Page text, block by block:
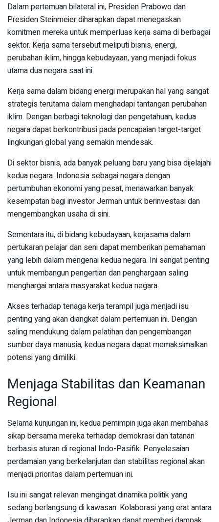
Dalam pertemuan bilateral ini, Presiden Prabowo dan
Presiden Steinmeier diharapkan dapat menegaskan
komitmen mereka untuk memperluas kerja sama di berbagai
sektor. Kerja sama tersebut meliputi bisnis, energi,
perubahan iklim, hingga kebudayaan, yang menjadi fokus
utama dua negara saat ini.
Kerja sama dalam bidang energi merupakan hal yang sangat
strategis terutama dalam menghadapi tantangan perubahan
iklim. Dengan berbagi teknologi dan pengetahuan, kedua
negara dapat berkontribusi pada pencapaian target-target
lingkungan global yang semakin mendesak.
Di sektor bisnis, ada banyak peluang baru yang bisa dijelajahi
kedua negara. Indonesia sebagai negara dengan
pertumbuhan ekonomi yang pesat, menawarkan banyak
kesempatan bagi investor Jerman untuk berinvestasi dan
mengembangkan usaha di sini.
Sementara itu, di bidang kebudayaan, kerjasama dalam
pertukaran pelajar dan seni dapat memberikan pemahaman
yang lebih dalam mengenai kedua negara. Ini sangat penting
untuk membangun pengertian dan penghargaan saling
menghargai antara masyarakat kedua negara.
Akses terhadap tenaga kerja terampil juga menjadi isu
penting yang akan diangkat dalam pertemuan ini. Dengan
saling mendukung dalam pelatihan dan pengembangan
sumber daya manusia, kedua negara dapat memaksimalkan
potensi yang dimiliki.
Menjaga Stabilitas dan Keamanan
Regional
Selama kunjungan ini, kedua pemimpin juga akan membahas
sikap bersama mereka terhadap demokrasi dan tatanan
berbasis aturan di regional Indo-Pasifik. Penyelesaian
perdamaian yang berkelanjutan dan stabilitas regional akan
menjadi prioritas dalam pertemuan ini.
Isu ini sangat relevan mengingat dinamika politik yang
sedang berlangsung di kawasan. Kolaborasi yang erat antara